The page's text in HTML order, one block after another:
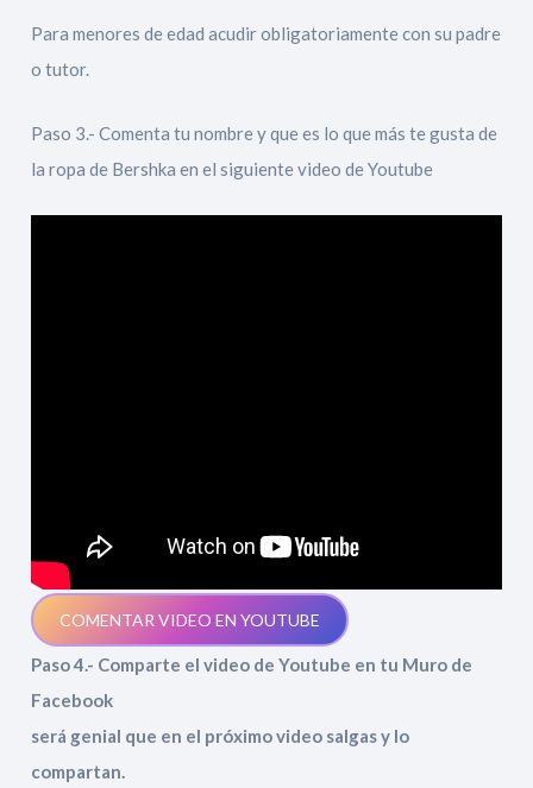
Para menores de edad acudir obligatoriamente con su padre
o tutor.
Paso 3.- Comenta tu nombre y que es lo que más te gusta de
la ropa de Bershka en el siguiente video de Youtube
COMENTAR VIDEO EN YOUTUBE
Paso 4.- Comparte el video de Youtube en tu Muro de
Facebook
será genial que en el próximo video salgas y lo
compartan.